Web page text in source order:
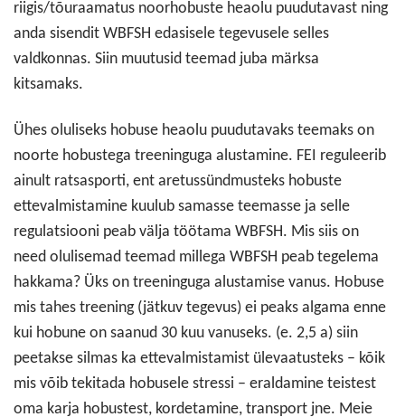
riigis/tõuraamatus noorhobuste heaolu puudutavast ning
anda sisendit WBFSH edasisele tegevusele selles
valdkonnas. Siin muutusid teemad juba märksa
kitsamaks.
Ühes oluliseks hobuse heaolu puudutavaks teemaks on
noorte hobustega treeninguga alustamine. FEI reguleerib
ainult ratsasporti, ent aretussündmusteks hobuste
ettevalmistamine kuulub samasse teemasse ja selle
regulatsiooni peab välja töötama WBFSH. Mis siis on
need olulisemad teemad millega WBFSH peab tegelema
hakkama? Üks on treeninguga alustamise vanus. Hobuse
mis tahes treening (jätkuv tegevus) ei peaks algama enne
kui hobune on saanud 30 kuu vanuseks. (e. 2,5 a) siin
peetakse silmas ka ettevalmistamist ülevaatusteks – kõik
mis võib tekitada hobusele stressi – eraldamine teistest
oma karja hobustest, kordetamine, transport jne. Meie